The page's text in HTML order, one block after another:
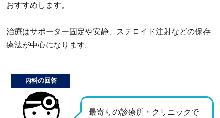
おすすめします。
治療はサポーター固定や安静、ステロイド注射などの保存
療法が中心になります。
最寄りの診療所・クリニックで
内科の回答